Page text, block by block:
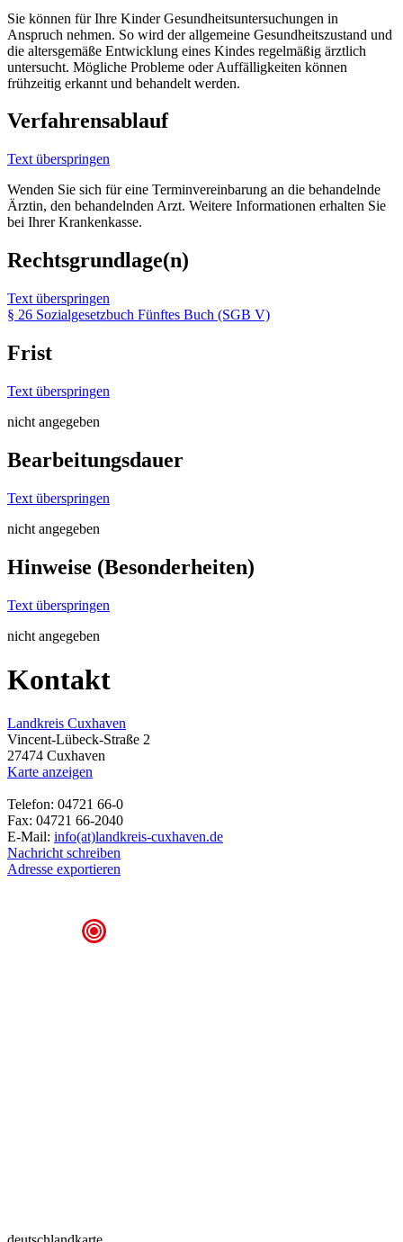
Sie können für Ihre Kinder Gesundheitsuntersuchungen in
Anspruch nehmen. So wird der allgemeine Gesundheitszustand und
die altersgemäße Entwicklung eines Kindes regelmäßig ärztlich
untersucht. Mögliche Probleme oder Auffälligkeiten können
frühzeitig erkannt und behandelt werden.
Verfahrensablauf
Text überspringen
Wenden Sie sich für eine Terminvereinbarung an die behandelnde
Ärztin, den behandelnden Arzt. Weitere Informationen erhalten Sie
bei Ihrer Krankenkasse.
Rechtsgrundlage(n)
Text überspringen
§ 26 Sozialgesetzbuch Fünftes Buch (SGB V)
Frist
Text überspringen
nicht angegeben
Bearbeitungsdauer
Text überspringen
nicht angegeben
Hinweise (Besonderheiten)
Text überspringen
nicht angegeben
Kontakt
Landkreis Cuxhaven
Vincent-Lübeck-Straße 2
27474 Cuxhaven
Karte anzeigen
Telefon: 04721 66-0
Fax: 04721 66-2040
E-Mail: info(at)landkreis-cuxhaven.de
Nachricht schreiben
Adresse exportieren